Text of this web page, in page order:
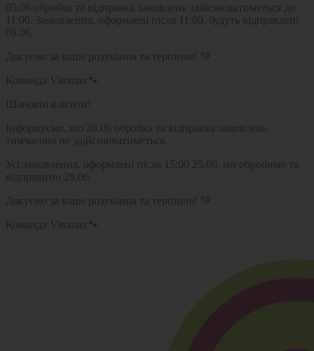
05.06 обробка та відправка замовлень здійснюватиметься до
11:00. Замовлення, оформлені після 11:00, будуть відправлені
08.06.
Дякуємо за ваше розуміння та терпіння! 💚
Команда Vitomax🐾
Шановні клієнти!
Інформуємо, що 26.06 обробка та відправка замовлень
тимчасово не здійснюватиметься.
Усі замовлення, оформлені після 15:00 25.06, ми обробимо та
відправимо 29.06.
Дякуємо за ваше розуміння та терпіння! 💚
Команда Vitomax🐾